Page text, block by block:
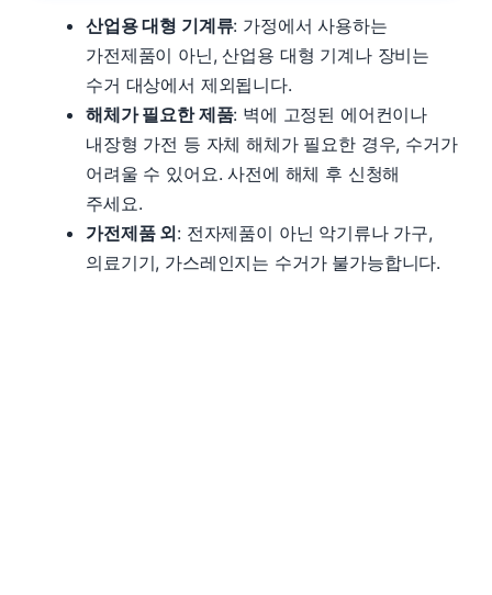
산업용 대형 기계류: 가정에서 사용하는
가전제품이 아닌, 산업용 대형 기계나 장비는
수거 대상에서 제외됩니다.
해체가 필요한 제품: 벽에 고정된 에어컨이나
내장형 가전 등 자체 해체가 필요한 경우, 수거가
어려울 수 있어요. 사전에 해체 후 신청해
주세요.
가전제품 외: 전자제품이 아닌 악기류나 가구,
의료기기, 가스레인지는 수거가 불가능합니다.